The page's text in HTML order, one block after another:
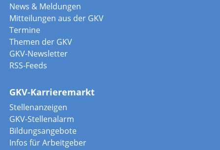
News & Meldungen
Mitteilungen aus der GKV
Termine
Themen der GKV
GKV-Newsletter
RSS-Feeds
GKV-Karrieremarkt
Stellenanzeigen
GKV-Stellenalarm
Bildungsangebote
Infos für Arbeitgeber